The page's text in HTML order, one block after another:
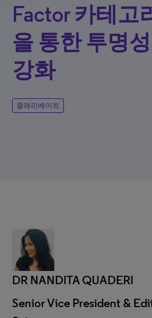
Factor 카테고
을 통한 투명
강화
클래리베이트
DR NANDITA QUADERI
Senior Vice President &